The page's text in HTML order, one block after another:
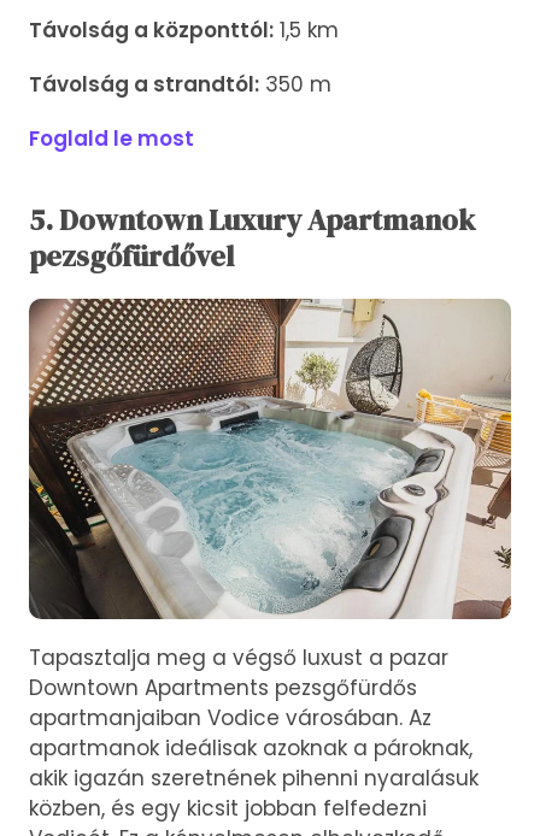
Távolság a központtól: 1,5 km
Távolság a strandtól: 350 m
Foglald le most
5. Downtown Luxury Apartmanok
pezsgőfürdővel
Tapasztalja meg a végső luxust a pazar
Downtown Apartments pezsgőfürdős
apartmanjaiban Vodice városában. Az
apartmanok ideálisak azoknak a pároknak,
akik igazán szeretnének pihenni nyaralásuk
közben, és egy kicsit jobban felfedezni